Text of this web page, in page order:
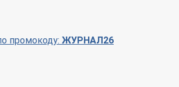
промокоду: ЖУРНАЛ26